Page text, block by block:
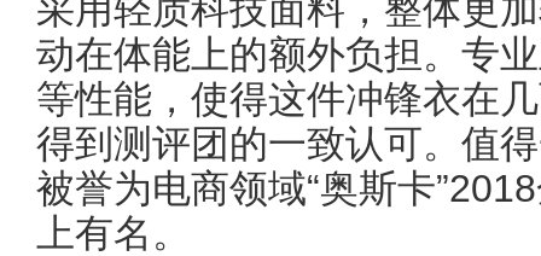
采用轻质科技面料，整体更
动在体能上的额外负担。专
等性能，使得这件冲锋衣在
得到测评团的一致认可。值
被誉为电商领域“奥斯卡
上有名。